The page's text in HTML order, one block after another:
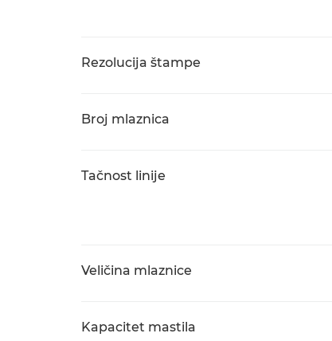
Rezolucija štampe
Broj mlaznica
Tačnost linije
Veličina mlaznice
Kapacitet mastila